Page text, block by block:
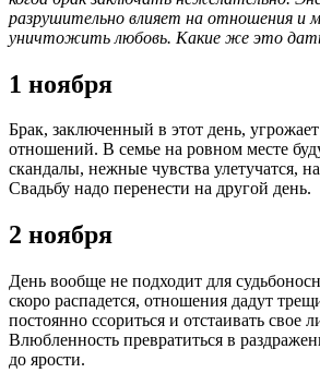
разрушительно влияет на отношения
уничтожить любовь. Какие же это
1 ноября
Брак, заключенный в этот день,
отношений. В семье на ровном месте
скандалы, нежные чувства улетучатся,
Свадьбу надо перенести на другой день.
2 ноября
День вообще не подходит для
скоро распадется, отношения дадут
постоянно ссориться и отстаивать свое
Влюбленность превратиться в
до ярости.